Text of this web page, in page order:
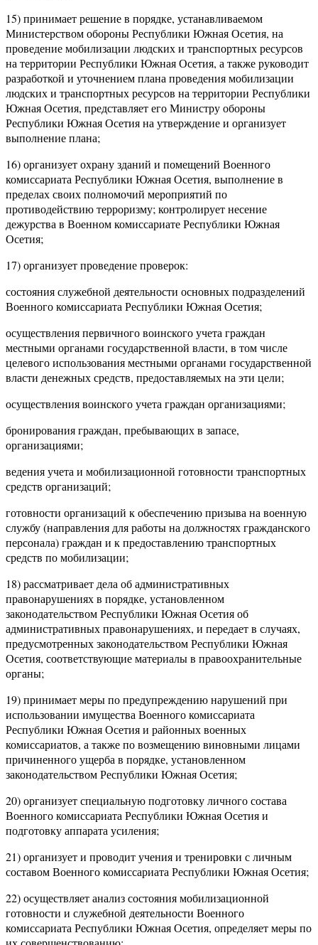
15) принимает решение в порядке, устанавливаемом
Министерством обороны Республики Южная Осетия, на
проведение мобилизации людских и транспортных ресурсов
на территории Республики Южная Осетия, а также руководит
разработкой и уточнением плана проведения мобилизации
людских и транспортных ресурсов на территории Республики
Южная Осетия, представляет его Министру обороны
Республики Южная Осетия на утверждение и организует
выполнение плана;
16) организует охрану зданий и помещений Военного
комиссариата Республики Южная Осетия, выполнение в
пределах своих полномочий мероприятий по
противодействию терроризму; контролирует несение
дежурства в Военном комиссариате Республики Южная
Осетия;
17) организует проведение проверок:
состояния служебной деятельности основных подразделений
Военного комиссариата Республики Южная Осетия;
осуществления первичного воинского учета граждан
местными органами государственной власти, в том числе
целевого использования местными органами государственной
власти денежных средств, предоставляемых на эти цели;
осуществления воинского учета граждан организациями;
бронирования граждан, пребывающих в запасе,
организациями;
ведения учета и мобилизационной готовности транспортных
средств организаций;
готовности организаций к обеспечению призыва на военную
службу (направления для работы на должностях гражданского
персонала) граждан и к предоставлению транспортных
средств по мобилизации;
18) рассматривает дела об административных
правонарушениях в порядке, установленном
законодательством Республики Южная Осетия об
административных правонарушениях, и передает в случаях,
предусмотренных законодательством Республики Южная
Осетия, соответствующие материалы в правоохранительные
органы;
19) принимает меры по предупреждению нарушений при
использовании имущества Военного комиссариата
Республики Южная Осетия и районных военных
комиссариатов, а также по возмещению виновными лицами
причиненного ущерба в порядке, установленном
законодательством Республики Южная Осетия;
20) организует специальную подготовку личного состава
Военного комиссариата Республики Южная Осетия и
подготовку аппарата усиления;
21) организует и проводит учения и тренировки с личным
составом Военного комиссариата Республики Южная Осетия;
22) осуществляет анализ состояния мобилизационной
готовности и служебной деятельности Военного
комиссариата Республики Южная Осетия, определяет меры по